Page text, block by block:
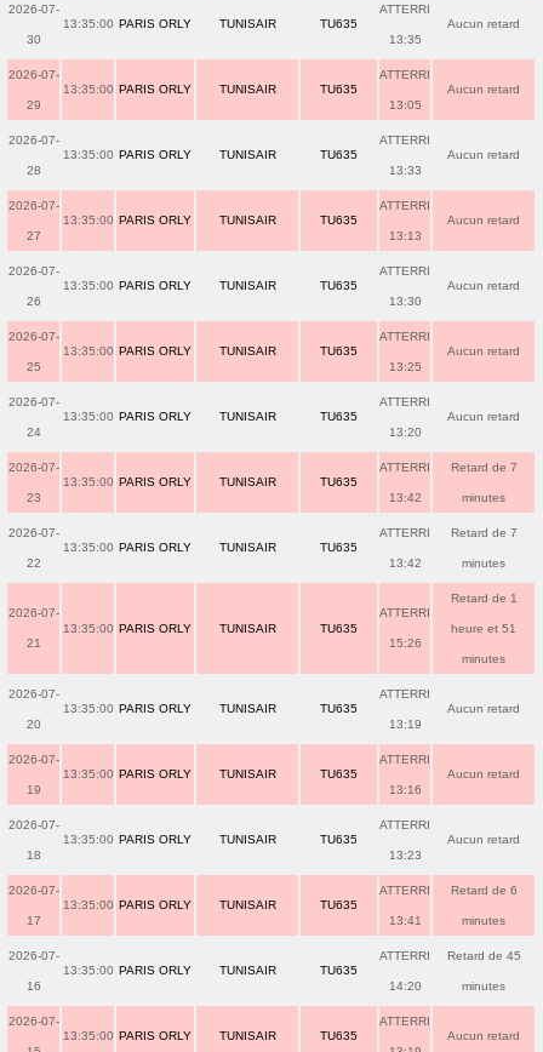
2026-07-
30
13:35:00 PARIS ORLY TUNISAIR TU635
ATTERRI
13:35
Aucun retard
2026-07-
29
13:35:00 PARIS ORLY TUNISAIR TU635
ATTERRI
13:05
Aucun retard
2026-07-
28
13:35:00 PARIS ORLY TUNISAIR TU635
ATTERRI
13:33
Aucun retard
2026-07-
27
13:35:00 PARIS ORLY TUNISAIR TU635
ATTERRI
13:13
Aucun retard
2026-07-
26
13:35:00 PARIS ORLY TUNISAIR TU635
ATTERRI
13:30
Aucun retard
2026-07-
25
13:35:00 PARIS ORLY TUNISAIR TU635
ATTERRI
13:25
Aucun retard
2026-07-
24
13:35:00 PARIS ORLY TUNISAIR TU635
ATTERRI
13:20
Aucun retard
2026-07-
23
13:35:00 PARIS ORLY TUNISAIR TU635
ATTERRI
13:42
Retard de 7
minutes
2026-07-
22
13:35:00 PARIS ORLY TUNISAIR TU635
ATTERRI
13:42
Retard de 7
minutes
2026-07-
21
13:35:00 PARIS ORLY TUNISAIR TU635
ATTERRI
15:26
Retard de 1
heure et 51
minutes
2026-07-
20
13:35:00 PARIS ORLY TUNISAIR TU635
ATTERRI
13:19
Aucun retard
2026-07-
19
13:35:00 PARIS ORLY TUNISAIR TU635
ATTERRI
13:16
Aucun retard
2026-07-
18
13:35:00 PARIS ORLY TUNISAIR TU635
ATTERRI
13:23
Aucun retard
2026-07-
17
13:35:00 PARIS ORLY TUNISAIR TU635
ATTERRI
13:41
Retard de 6
minutes
2026-07-
16
13:35:00 PARIS ORLY TUNISAIR TU635
ATTERRI
14:20
Retard de 45
minutes
2026-07-
13:35:00 PARIS ORLY TUNISAIR TU635
ATTERRI
Aucun retard